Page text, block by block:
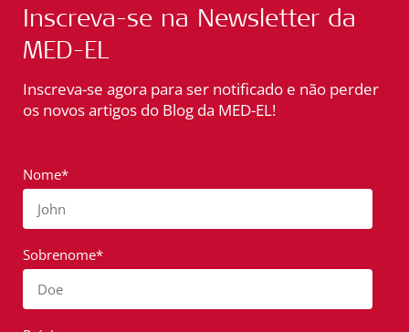
Inscreva-se na Newsletter da
MED-EL
Inscreva-se agora para ser notificado e não perder
os novos artigos do Blog da MED-EL!
Nome*
John
Sobrenome*
Doe